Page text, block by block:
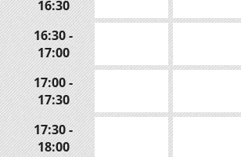
16:30
16:30 -
17:00
17:00 -
17:30
17:30 -
18:00